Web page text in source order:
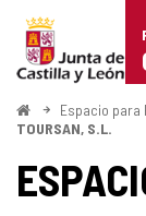
Portal
de
Turismo
de
Castilla
InicioEspacio
TOURSAN, S.L.